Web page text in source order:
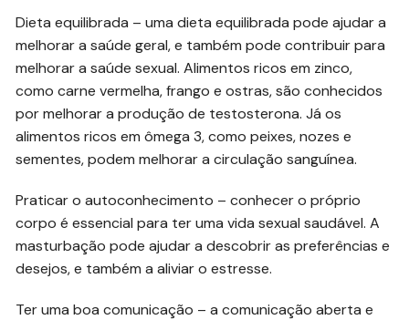
Dieta equilibrada – uma dieta equilibrada pode ajudar a
melhorar a saúde geral, e também pode contribuir para
melhorar a saúde sexual. Alimentos ricos em zinco,
como carne vermelha, frango e ostras, são conhecidos
por melhorar a produção de testosterona. Já os
alimentos ricos em ômega 3, como peixes, nozes e
sementes, podem melhorar a circulação sanguínea.
Praticar o autoconhecimento – conhecer o próprio
corpo é essencial para ter uma vida sexual saudável. A
masturbação pode ajudar a descobrir as preferências e
desejos, e também a aliviar o estresse.
Ter uma boa comunicação – a comunicação aberta e